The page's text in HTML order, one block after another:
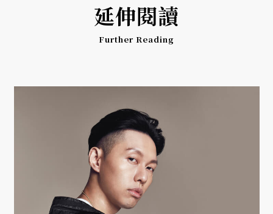
延伸閱讀
Further Reading